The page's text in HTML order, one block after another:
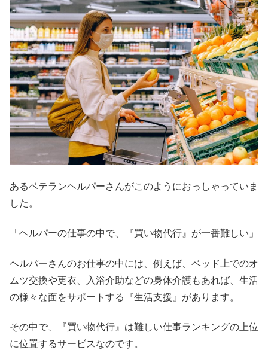
あるベテランヘルパーさんがこのようにおっしゃっていま
した。
「ヘルパーの仕事の中で、『買い物代行』が一番難しい」
ヘルパーさんのお仕事の中には、例えば、ベッド上でのオ
ムツ交換や更衣、入浴介助などの身体介護もあれば、生活
の様々な面をサポートする『生活支援』があります。
その中で、『買い物代行』は難しい仕事ランキングの上位
に位置するサービスなのです。